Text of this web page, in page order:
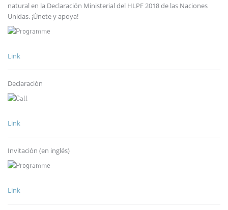
natural en la Declaración Ministerial del HLPF 2018 de las Naciones
Unidas. ¡Únete y apoya!
Link
Declaración
Link
Invitación (en inglés)
Link